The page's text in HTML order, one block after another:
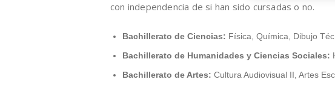
con independencia de si han sido cursadas o no.
Bachillerato de Ciencias: Física, Química, Dibujo
Bachillerato de Humanidades y Ciencias Sociales:
Bachillerato de Artes: Cultura Audiovisual II, Artes